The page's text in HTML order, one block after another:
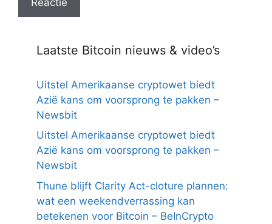
Laatste Bitcoin nieuws & video’s
Uitstel Amerikaanse cryptowet biedt
Azië kans om voorsprong te pakken –
Newsbit
Uitstel Amerikaanse cryptowet biedt
Azië kans om voorsprong te pakken –
Newsbit
Thune blijft Clarity Act-cloture plannen:
wat een weekendverrassing kan
betekenen voor Bitcoin – BeInCrypto